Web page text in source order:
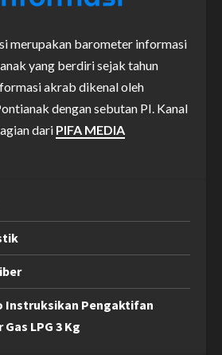
merupakan barometer informasi
yang berdiri sejak tahun
akrab dikenal oleh
dengan sebutan PI. Kanal
dari PIFA MEDIA
Instruksikan Pengaktifan
LPG 3 Kg